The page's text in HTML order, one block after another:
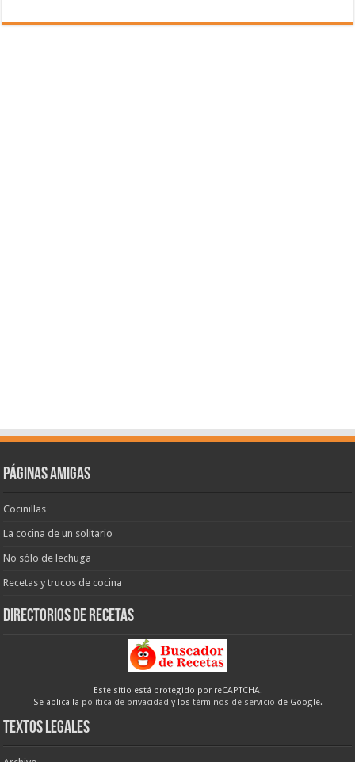
Páginas amigas
Cocinillas
La cocina de un solitario
No sólo de lechuga
Recetas y trucos de cocina
Directorios de recetas
Este sitio está protegido por reCAPTCHA.
Se aplica la política de privacidad y los términos de servicio de Google.
Textos legales